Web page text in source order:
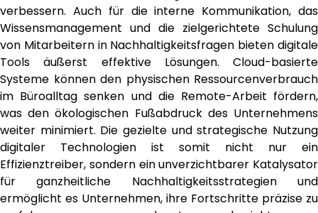
verbessern. Auch für die interne Kommunikation, das
Wissensmanagement und die zielgerichtete Schulung
von Mitarbeitern in Nachhaltigkeitsfragen bieten digitale
Tools äußerst effektive Lösungen. Cloud-basierte
Systeme können den physischen Ressourcenverbrauch
im Büroalltag senken und die Remote-Arbeit fördern,
was den ökologischen Fußabdruck des Unternehmens
weiter minimiert. Die gezielte und strategische Nutzung
digitaler Technologien ist somit nicht nur ein
Effizienztreiber, sondern ein unverzichtbarer Katalysator
für ganzheitliche Nachhaltigkeitsstrategien und
ermöglicht es Unternehmen, ihre Fortschritte präzise zu